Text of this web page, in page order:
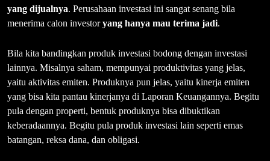
yang dijualnya. Perusahaan investasi ini sangat senang bila
menerima calon investoryang hanya mau terima jadi.
Bila kita bandingkan produk investasi bodong dengan investasi
lainnya. Misalnya saham, mempunyai produktivitas yang jelas,
yaitu aktivitas emiten. Produknya pun jelas, yaitu kinerja emiten
yang bisa kita pantau kinerjanya di Laporan Keuangannya. Begitu
pula dengan properti, bentuk produknya bisa dibuktikan
keberadaannya. Begitu pula produk investasi lain seperti emas
batangan, reksa dana, dan obligasi.